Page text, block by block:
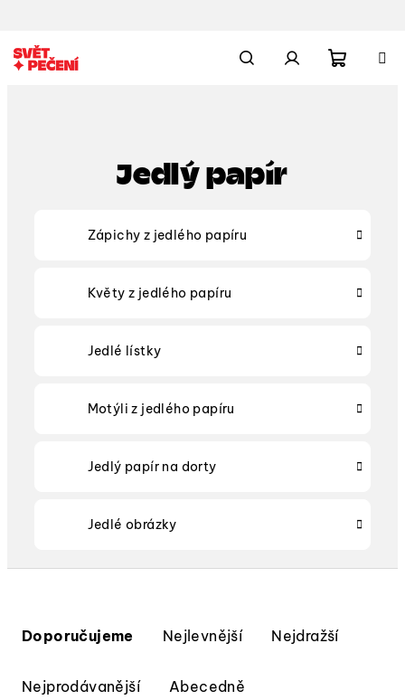
na
obsah
Jedlý papír
Zápichy z jedlého papíru
Květy z jedlého papíru
Jedlé lístky
Motýli z jedlého papíru
Jedlý papír na dorty
Jedlé obrázky
Doporučujeme Nejlevnější Nejdražší
Nejprodávanější Abecedně